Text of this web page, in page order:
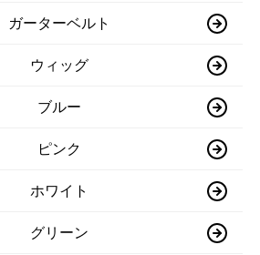
ガーターベルト
ウィッグ
ブルー
ピンク
ホワイト
グリーン